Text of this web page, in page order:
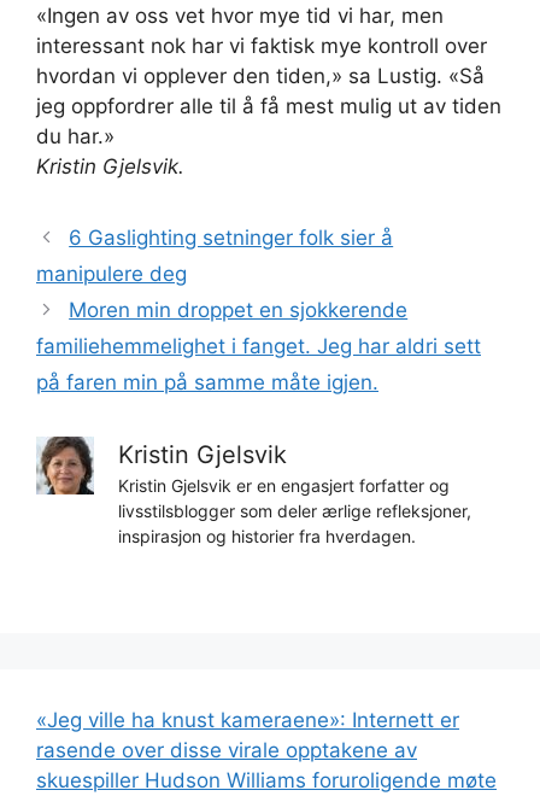
«Ingen av oss vet hvor mye tid vi har, men
interessant nok har vi faktisk mye kontroll over
hvordan vi opplever den tiden,» sa Lustig. «Så
jeg oppfordrer alle til å få mest mulig ut av tiden
du har.»
Kristin Gjelsvik.
6 Gaslighting setninger folk sier å
manipulere deg
Moren min droppet en sjokkerende
familiehemmelighet i fanget. Jeg har aldri sett
på faren min på samme måte igjen.
Kristin Gjelsvik
Kristin Gjelsvik er en engasjert forfatter og
livsstilsblogger som deler ærlige refleksjoner,
inspirasjon og historier fra hverdagen.
«Jeg ville ha knust kameraene»: Internett er
rasende over disse virale opptakene av
skuespiller Hudson Williams foruroligende møte